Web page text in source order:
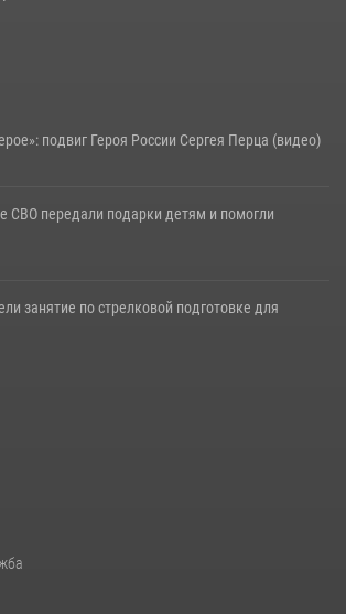
подвиг Героя России Сергея Перца (видео)
СВО передали подарки детям и помогли
занятие по стрелковой подготовке для